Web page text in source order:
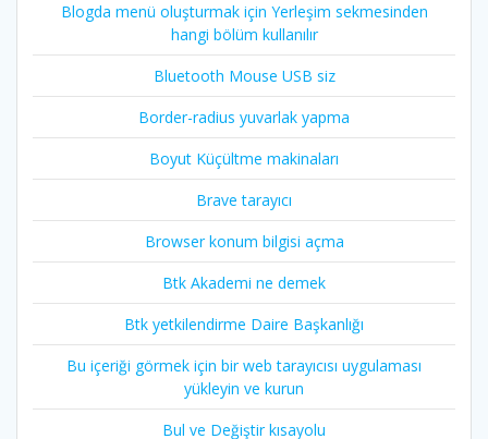
Blogda menü oluşturmak için Yerleşim sekmesinden
hangi bölüm kullanılır
Bluetooth Mouse USB siz
Border-radius yuvarlak yapma
Boyut Küçültme makinaları
Brave tarayıcı
Browser konum bilgisi açma
Btk Akademi ne demek
Btk yetkilendirme Daire Başkanlığı
Bu içeriği görmek için bir web tarayıcısı uygulaması
yükleyin ve kurun
Bul ve Değiştir kısayolu